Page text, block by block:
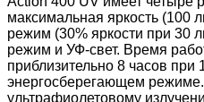
максимальная яркость (100
режим (30% яркости при 30
режим и УФ-свет. Время
приблизительно 8 часов
энергосберегающем режиме.
ультрафиолетовому